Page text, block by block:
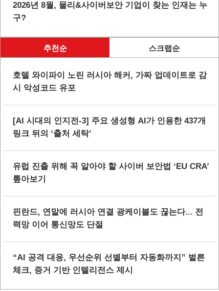
2026년 8월, 물리&사이버보안 기업이 찾는 인재는 누
구?
추천순 스크랩순
호텔 와이파이 노린 러시아 해커, 가짜 업데이트로 감
시 악성코드 유포
[AI 시대의 인지전-3] 주요 생성형 AI가 인용한 437개
링크 뒤의 ‘출처 세탁’
유럽 진출 위해 꼭 알아야 할 사이버 보안법 ‘EU CRA’
톺아보기
핀란드, 연말에 러시아 연결 광케이블도 끊는다... 전
력망 이어 통신망도 단절
“AI 공격 대응, 우선순위 선별부터 자동화까지” 벌른
체크, 증거 기반 인텔리전스 제시